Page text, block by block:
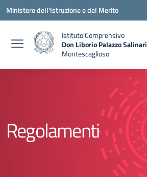
Vai ai contenuti
Vai al menu di navigazione
Vai al footer
Ministero dell'Istruzione e del Merito
Istituto Comprensivo
Don Liborio Palazzo Salinari
Montescaglioso
Regolamenti